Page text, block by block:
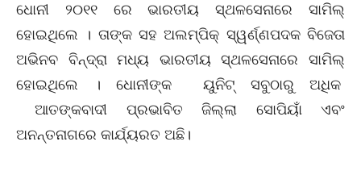
ଧୋନୀ ୨୦୧୧ ରେ ଭାରତୀୟ ସ୍ଥଳସେନାରେ ସାମିଲ୍
ହୋଇଥିଲେ । ତାଙ୍କ ସହ ଅଲମ୍ପିକ୍ ସ୍ୱର୍ଣ୍ଣପଦକ ବିଜେତା
ଅଭିନବ ବିନ୍ଦ୍ରା ମଧ୍ୟ ଭାରତୀୟ ସ୍ଥଳସେନାରେ ସାମିଲ୍
ହୋଇଥିଲେ । ଧୋନୀଙ୍କ ୟୁନିଟ୍ ସବୁଠାରୁ ଅଧିକ
ଆତଙ୍କବାଦୀ ପ୍ରଭାବିତ ଜିଲ୍ଲା ସୋପିୟାଁ ଏବଂ
ଅନନ୍ତନାଗରେ କାର୍ଯ୍ୟରତ ଅଛି।